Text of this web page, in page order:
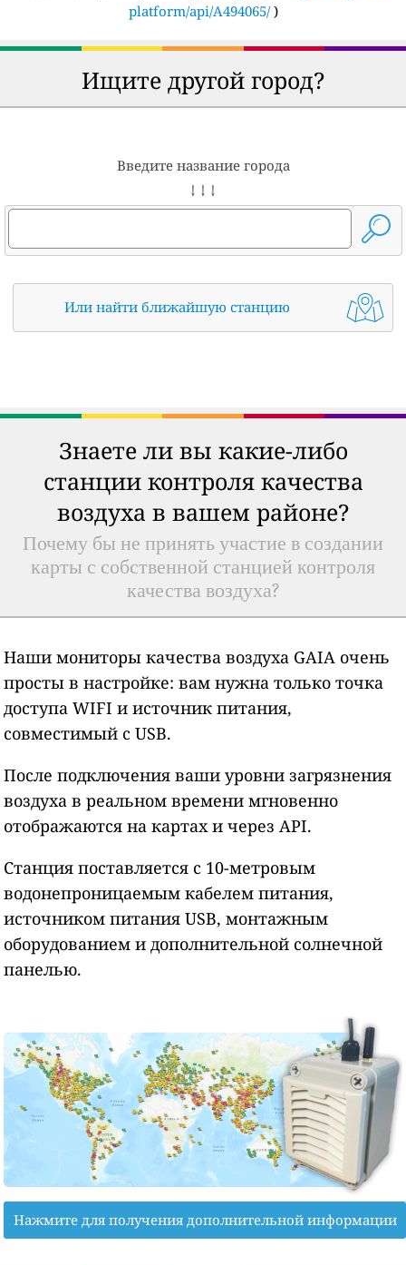
platform/api/A494065/)
Ищите другой город?
Введите название города
↓ ↓ ↓
Или найти ближайшую станцию
Знаете ли вы какие-либо
станции контроля качества
воздуха в вашем районе?
Почему бы не принять участие в создании
карты с собственной станцией контроля
качества воздуха?
Наши мониторы качества воздуха GAIA очень
просты в настройке: вам нужна только точка
доступа WIFI и источник питания,
совместимый с USB.
После подключения ваши уровни загрязнения
воздуха в реальном времени мгновенно
отображаются на картах и через API.
Станция поставляется с 10-метровым
водонепроницаемым кабелем питания,
источником питания USB, монтажным
оборудованием и дополнительной солнечной
панелью.
Нажмите для получения дополнительной информации